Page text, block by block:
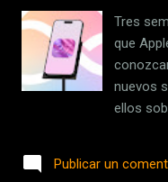
AirPods
pero...
La
Tres
que
nuevos
ellos
dos
Publicar un